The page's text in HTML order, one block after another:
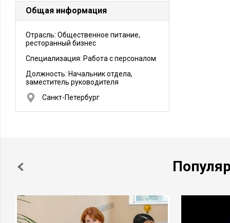
Общая информация
Отрасль: Общественное питание,
ресторанный бизнес
Специализация: Работа с персоналом
Должность: Начальник отдела,
заместитель руководителя
Санкт-Петербург